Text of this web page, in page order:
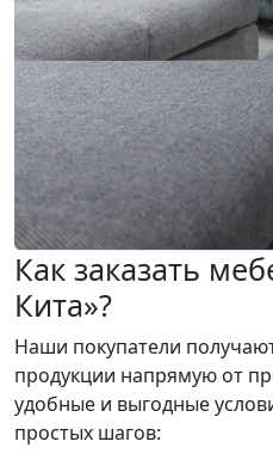
Как заказать
Кита»?
Наши покупатели
продукции напрямую от
удобные и выгодные
простых шагов: